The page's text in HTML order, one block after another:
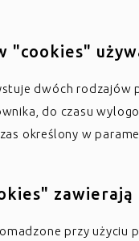
"cookies"
dwóch rodzajów
do czasu
określony w
zawierają
przy użyciu